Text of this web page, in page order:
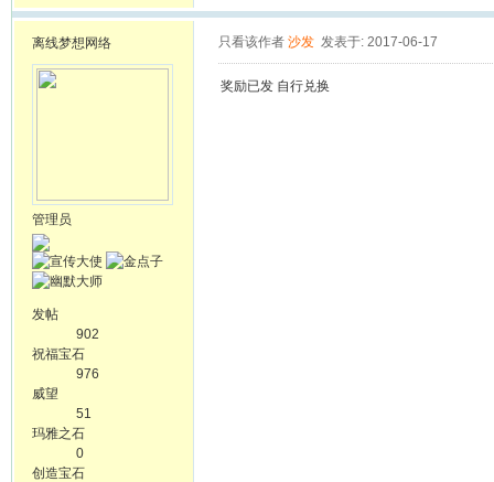
离线梦想网络
管理员
发帖
902
祝福宝石
976
威望
51
玛雅之石
0
创造宝石
只看该作者 沙发 发表于: 2017-06-17
奖励已发 自行兑换